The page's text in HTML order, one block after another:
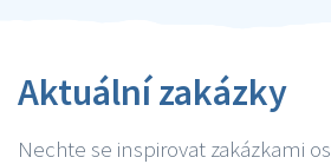
Aktuální zakázky
Nechte se inspirovat zakázkami